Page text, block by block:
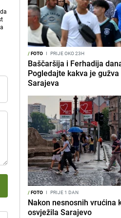
/FOTO I PRIJE OKO 23H
Baščaršija i Ferhadija
Pogledajte kakva je gužva
Sarajeva
/FOTO I PRIJE 1 DAN
Nakon nesnosnih vrućina
osvježila Sarajevo